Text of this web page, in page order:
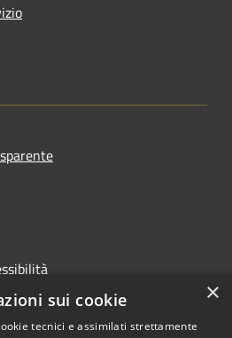
×
sui cookie
tecnici e assimilati strettamente